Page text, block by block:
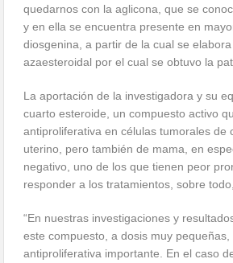
quedarnos con la aglicona, que se
y en ella se encuentra presente en
diosgenina, a partir de la cual se
azaesteroidal por el cual se obtuvo la
La aportación de la investigadora y su
cuarto esteroide, un compuesto activo
antiproliferativa en células tumorales de
uterino, pero también de mama, en
negativo, uno de los que tienen peor
responder a los tratamientos, sobre
“En nuestras investigaciones y
este compuesto, a dosis muy pequeñas,
antiproliferativa importante. En el caso